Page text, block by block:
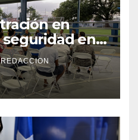
en
en
REDACCION